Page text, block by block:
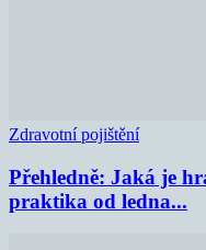
Zdravotní pojištění
Přehledně: Jaká je
praktika od ledna...